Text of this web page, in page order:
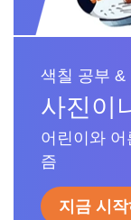
색칠 공부 &
사진이
어린이와 어
즘
지금 시작